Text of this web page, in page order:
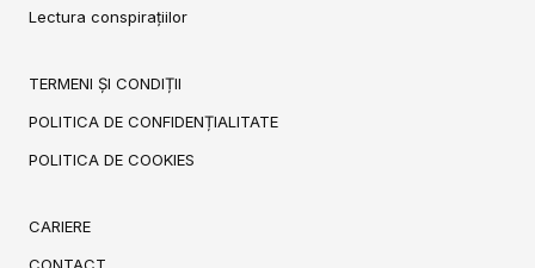
Lectura conspirațiilor
TERMENI ȘI CONDIȚII
POLITICA DE CONFIDENȚIALITATE
POLITICA DE COOKIES
CARIERE
CONTACT